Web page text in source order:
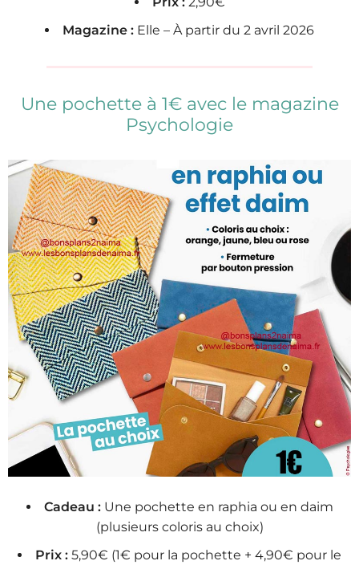
Magazine : Elle – À partir du 2 avril 2026
Une pochette à 1€ avec le magazine
Psychologie
Cadeau : Une pochette en raphia ou en daim
(plusieurs coloris au choix)
Prix : 5,90€ (1€ pour la pochette + 4,90€ pour le